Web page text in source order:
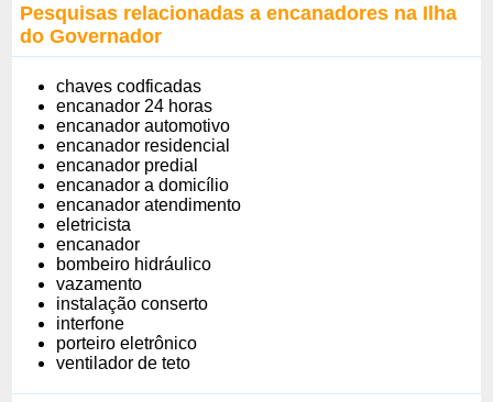
Pesquisas relacionadas a encanadores na Ilha
do Governador
chaves codficadas
encanador 24 horas
encanador automotivo
encanador residencial
encanador predial
encanador a domicílio
encanador atendimento
eletricista
encanador
bombeiro hidráulico
vazamento
instalação conserto
interfone
porteiro eletrônico
ventilador de teto